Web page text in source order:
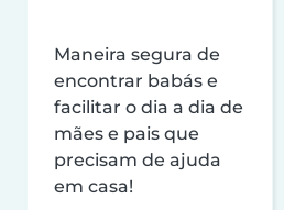
Maneira segura de
encontrar babás e
facilitar o dia a dia de
mães e pais que
precisam de ajuda
em casa!